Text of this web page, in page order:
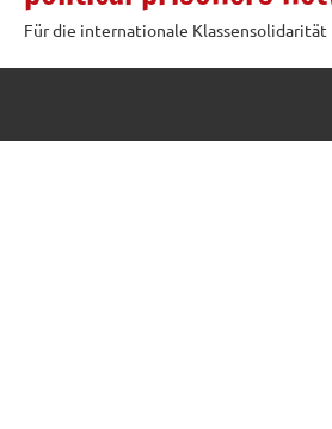
Für die internationale Klassensolidarität